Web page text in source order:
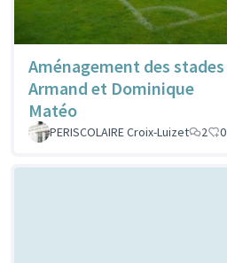
Aménagement des stades
Armand et Dominique
Matéo
PERISCOLAIRE Croix-Luizet 2 0